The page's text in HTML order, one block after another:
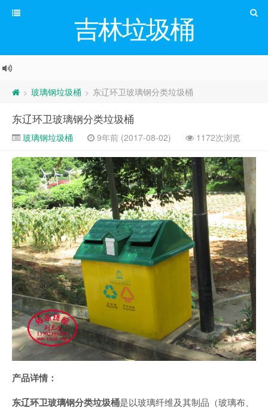
吉林垃圾桶
> 玻璃钢垃圾桶 > 东辽环卫玻璃钢分类垃圾桶
东辽环卫玻璃钢分类垃圾桶
玻璃钢垃圾桶 9年前 (2017-08-02) 1172次浏览
产品详情：
东辽环卫玻璃钢分类垃圾桶是以玻璃纤维及其制品（玻璃布、